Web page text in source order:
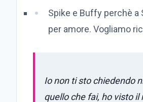
Spike e Buffy perchè a
per amore. Vogliamo
Io non ti sto chiedendo
quello che fai, ho visto il